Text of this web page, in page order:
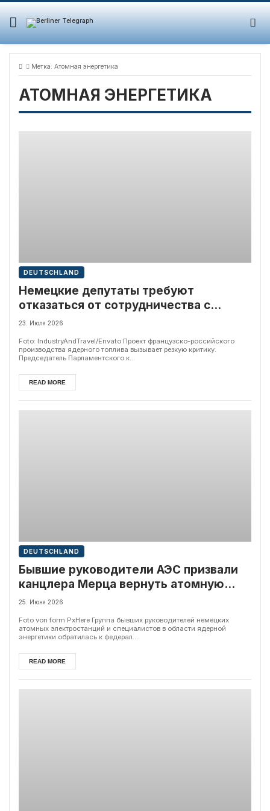
Skip
content
Метка: Атомная энергетика
АТОМНАЯ ЭНЕРГЕТИКА
DEUTSCHLAND
Немецкие депутаты требуют
отказаться от сотрудничества с
Россией в атомной энергетике
23. Июля 2026
Foto: IndustryAndTravel/Envato Проект французско-российского
производства ядерного топлива вызывает резкую критику.
Председатель Парламентского к...
READ MORE
DEUTSCHLAND
Бывшие руководители АЭС призвали
канцлера Мерца вернуть атомную
энергетику
25. Июня 2026
Foto von form PxHere Группа бывших руководителей немецких
атомных электростанций и специалистов в области ядерной
энергетики обратилась к федерал...
READ MORE